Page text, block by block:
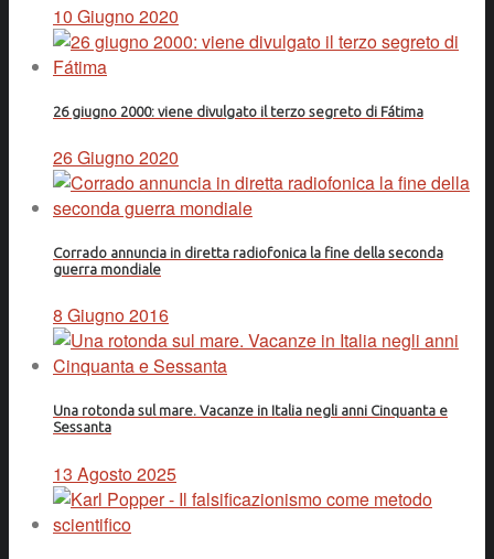
10 Giugno 2020
26 giugno 2000: viene divulgato il terzo segreto di Fátima
26 Giugno 2020
Corrado annuncia in diretta radiofonica la fine della seconda
guerra mondiale
8 Giugno 2016
Una rotonda sul mare. Vacanze in Italia negli anni Cinquanta e
Sessanta
13 Agosto 2025